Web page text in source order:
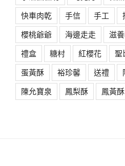
快車肉乾
手信 手工
櫻桃爺爺
海邊走走 滋
禮盒
糖村 紅櫻花 聖
蛋黃酥
裕珍馨 送禮
陳允寶泉
鳳梨酥 鳳黃酥